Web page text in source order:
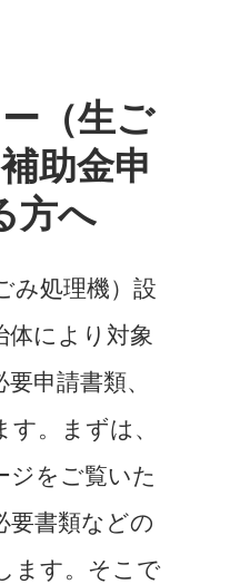
（生ご
助金申
方へ
み処理機）設
体により対象
申請書類、
。まずは、
ジをご覧いた
要書類などの
ます。そこで